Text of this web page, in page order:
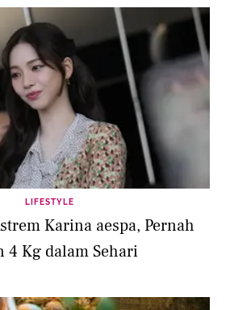
LIFESTYLE
Karina aespa, Pernah
4 Kg dalam Sehari